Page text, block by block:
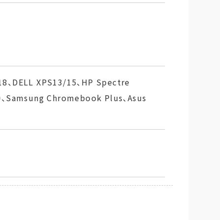
DELL XPS13/15、HP Spectre
Samsung Chromebook Plus、Asus